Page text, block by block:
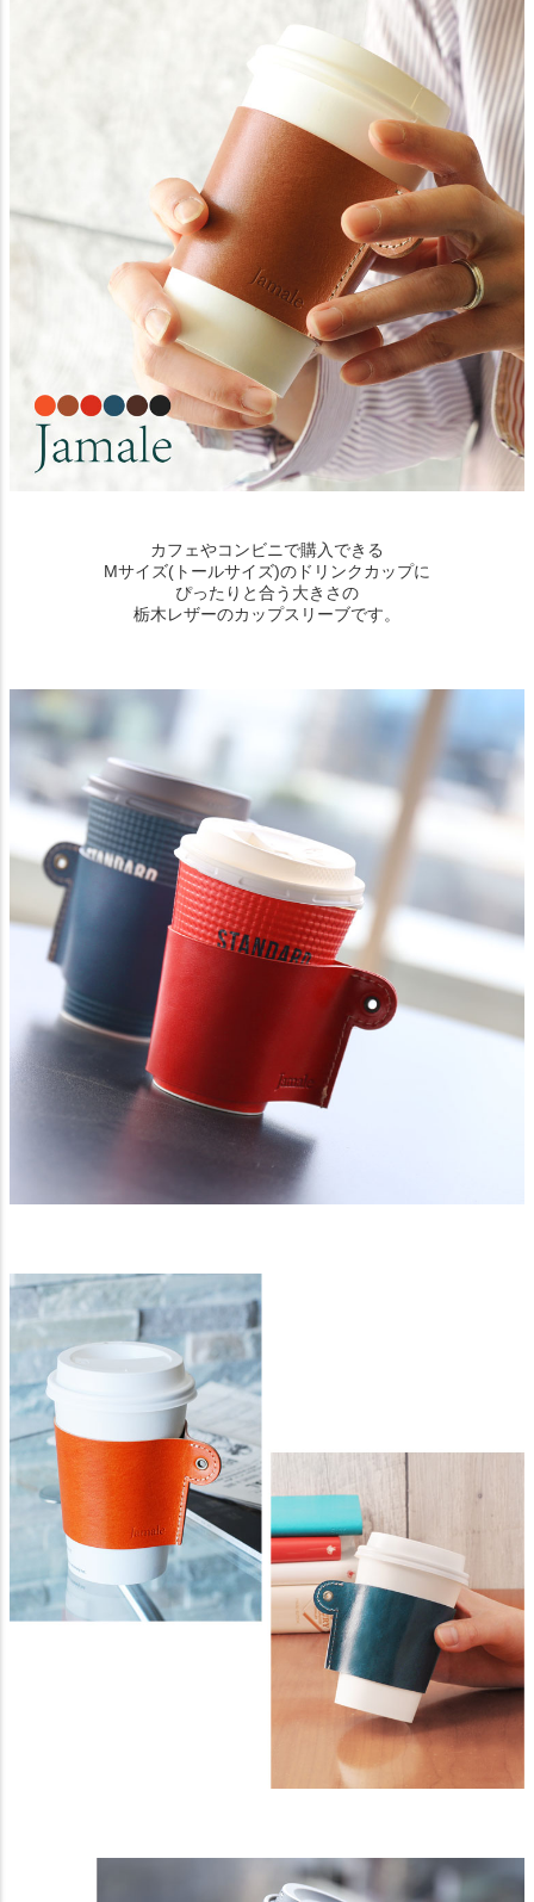
カフェやコンビニで購入できる
Mサイズ(トールサイズ)のドリンクカップに
ぴったりと合う大きさの
栃木レザーのカップスリーブです。